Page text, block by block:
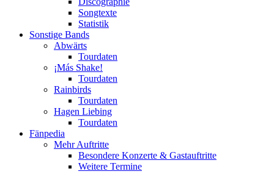
Songtexte
Statistik
Sonstige Bands
Abwärts
Tourdaten
¡Más Shake!
Tourdaten
Rainbirds
Tourdaten
Hagen Liebing
Tourdaten
Fänpedia
Mehr Auftritte
Besondere Konzerte & Gastauftritte
Weitere Termine